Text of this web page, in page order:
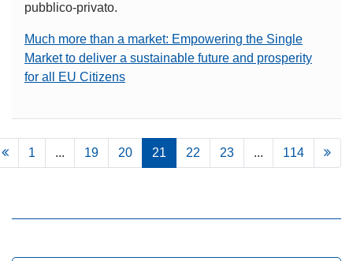
pubblico-privato.
Much more than a market: Empowering the Single
Market to deliver a sustainable future and prosperity
for all EU Citizens
1 ... 19 20 21 22 23 ... 114